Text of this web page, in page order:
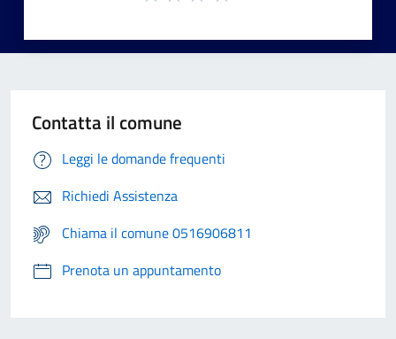
Contatta il comune
Leggi le domande frequenti
Richiedi Assistenza
Chiama il comune 0516906811
Prenota un appuntamento